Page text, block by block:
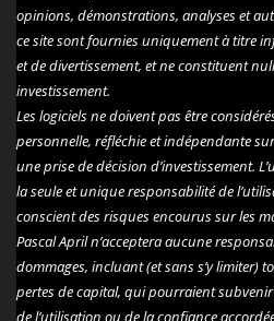
opinions, démonstrations, analyses et
ce site sont fournies uniquement à titre
et de divertissement, et ne constituent
investissement.
Les logiciels ne doivent pas être
personnelle, réfléchie et indépendante
une prise de décision d’investissement.
la seule et unique responsabilité de
conscient des risques encourus sur les
Pascal April n’acceptera aucune
dommages, incluant (et sans s’y limiter)
pertes de capital, qui pourraient
de l’utilisation ou de la confiance